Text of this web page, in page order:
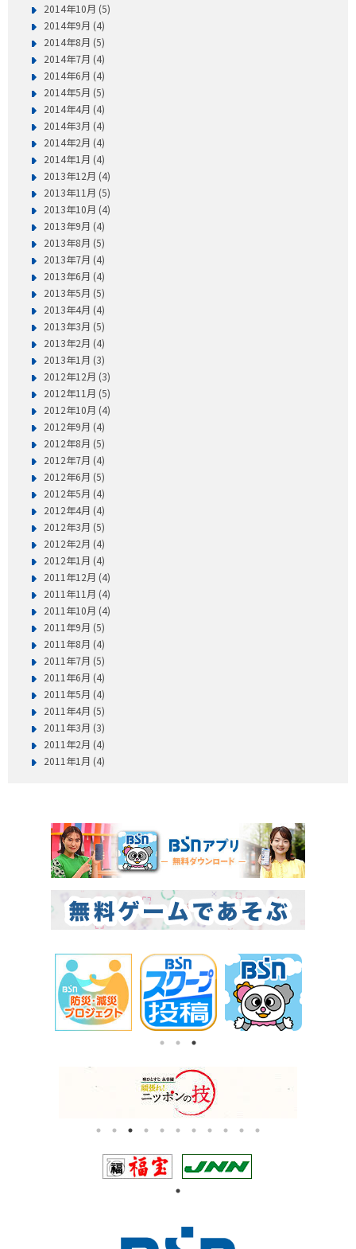
2014年10月 (5)
2014年9月 (4)
2014年8月 (5)
2014年7月 (4)
2014年6月 (4)
2014年5月 (5)
2014年4月 (4)
2014年3月 (4)
2014年2月 (4)
2014年1月 (4)
2013年12月 (4)
2013年11月 (5)
2013年10月 (4)
2013年9月 (4)
2013年8月 (5)
2013年7月 (4)
2013年6月 (4)
2013年5月 (5)
2013年4月 (4)
2013年3月 (5)
2013年2月 (4)
2013年1月 (3)
2012年12月 (3)
2012年11月 (5)
2012年10月 (4)
2012年9月 (4)
2012年8月 (5)
2012年7月 (4)
2012年6月 (5)
2012年5月 (4)
2012年4月 (4)
2012年3月 (5)
2012年2月 (4)
2012年1月 (4)
2011年12月 (4)
2011年11月 (4)
2011年10月 (4)
2011年9月 (5)
2011年8月 (4)
2011年7月 (5)
2011年6月 (4)
2011年5月 (4)
2011年4月 (5)
2011年3月 (3)
2011年2月 (4)
2011年1月 (4)